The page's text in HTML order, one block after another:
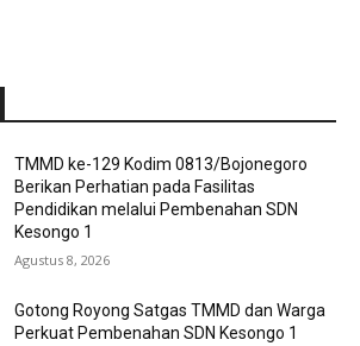
TMMD ke-129 Kodim 0813/Bojonegoro
Berikan Perhatian pada Fasilitas
Pendidikan melalui Pembenahan SDN
Kesongo 1
Agustus 8, 2026
Gotong Royong Satgas TMMD dan Warga
Perkuat Pembenahan SDN Kesongo 1